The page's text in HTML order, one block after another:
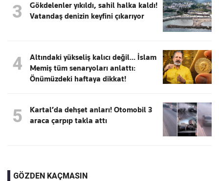
3
Gökdelenler yıkıldı, sahil halka kaldı!
Vatandaş denizin keyfini çıkarıyor
4
Altındaki yükseliş kalıcı değil... İslam
Memiş tüm senaryoları anlattı:
Önümüzdeki haftaya dikkat!
5
Kartal’da dehşet anları! Otomobil 3
araca çarpıp takla attı
GÖZDEN KAÇMASIN